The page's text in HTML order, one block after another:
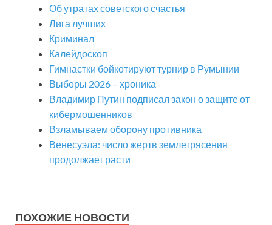
Об утратах советского счастья
Лига лучших
Криминал
Калейдоскоп
Гимнастки бойкотируют турнир в Румынии
Выборы 2026 – хроника
Владимир Путин подписал закон о защите от
кибермошенников
Взламываем оборону противника
Венесуэла: число жертв землетрясения
продолжает расти
ПОХОЖИЕ НОВОСТИ